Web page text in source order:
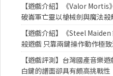
【遊戲介紹】《Valor Mortis
破崙軍亡靈以槍械劍與魔法殺
【遊戲介紹】《Steel
殺遊戲 只靠兩鍵操作動作極
【遊戲評測】台灣國產音樂
白鍵的譜面卻具有頗高挑戰性